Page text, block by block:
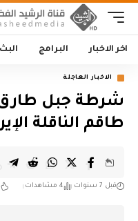
اخر الاخبار البرامج
الاخبار العاجلة
شرطة جبل طارق
طاقم الناقلة
قبل 7 سنوات 4 مشاهدات